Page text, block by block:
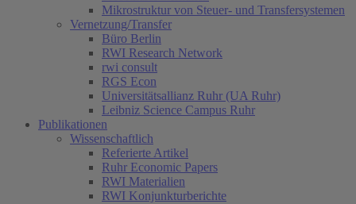
Mikrostruktur von Steuer- und Transfersystemen
Vernetzung/Transfer
Büro Berlin
RWI Research Network
rwi consult
RGS Econ
Universitätsallianz Ruhr (UA Ruhr)
Leibniz Science Campus Ruhr
Publikationen
Wissenschaftlich
Referierte Artikel
Ruhr Economic Papers
RWI Materialien
RWI Konjunkturberichte